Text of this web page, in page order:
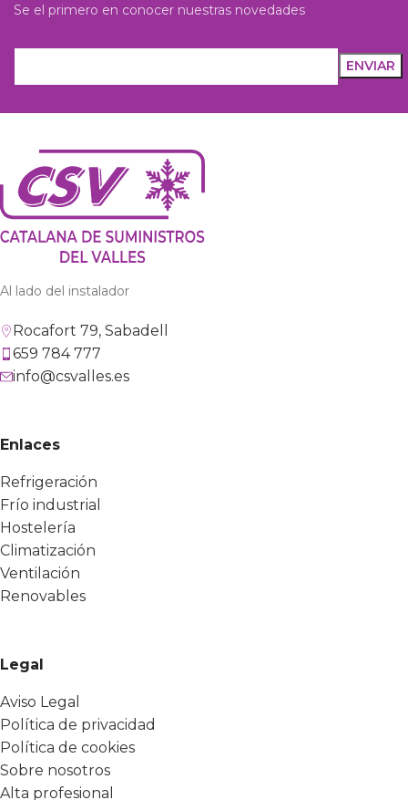
Se el primero en conocer nuestras novedades
Al lado del instalador
Rocafort 79, Sabadell
659 784 777
info@csvalles.es
Enlaces
Refrigeración
Frío industrial
Hostelería
Climatización
Ventilación
Renovables
Legal
Aviso Legal
Política de privacidad
Política de cookies
Sobre nosotros
Alta profesional